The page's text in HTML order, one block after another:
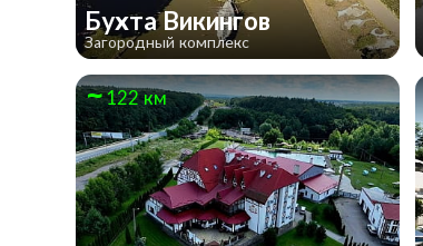
Бухта Викингов
Загородный комплекс
122 км